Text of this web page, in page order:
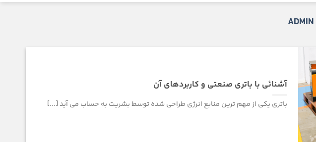
ADMIN
آشنائی با باتری صنعتی و کاربردهای آن
باتری یکی از مهم ترین منابع انرژی طراحی شده توسط بشریت به حساب می آید [...]